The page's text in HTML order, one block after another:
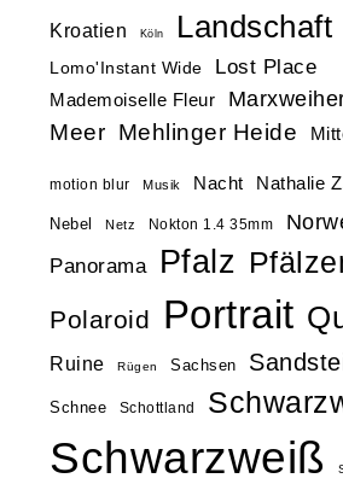
Kroatien Köln Landschaft
Lomo'Instant Wide Lost Place
Mademoiselle Fleur
Meer Mehlinger Heide
motion blur Musik Nacht Nathalie
Nebel Netz Nokton 1.4 35mm
Panorama Pfalz
Polaroid Portrait
Ruine Rügen Sachsen
Schnee Schottland
Schwarzweiß